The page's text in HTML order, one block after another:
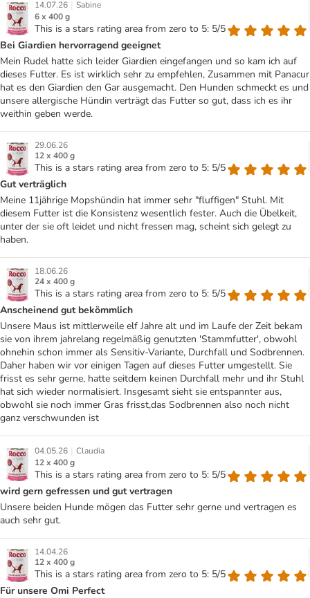
14.07.26 | Sabine
6 x 400 g
This is a stars rating area from zero to 5: 5/5
Bei Giardien hervorragend geeignet
Mein Rudel hatte sich leider Giardien eingefangen und so kam ich auf
dieses Futter. Es ist wirklich sehr zu empfehlen, Zusammen mit Panacur
hat es den Giardien den Gar ausgemacht. Den Hunden schmeckt es und
unsere allergische Hündin verträgt das Futter so gut, dass ich es ihr
weithin geben werde.
29.06.26
12 x 400 g
This is a stars rating area from zero to 5: 5/5
Gut verträglich
Meine 11jährige Mopshündin hat immer sehr "fluffigen" Stuhl. Mit
diesem Futter ist die Konsistenz wesentlich fester. Auch die Übelkeit,
unter der sie oft leidet und nicht fressen mag, scheint sich gelegt zu
haben.
18.06.26
24 x 400 g
This is a stars rating area from zero to 5: 5/5
Anscheinend gut bekömmlich
Unsere Maus ist mittlerweile elf Jahre alt und im Laufe der Zeit bekam
sie von ihrem jahrelang regelmäßig genutzten 'Stammfutter', obwohl
ohnehin schon immer als Sensitiv-Variante, Durchfall und Sodbrennen.
Daher haben wir vor einigen Tagen auf dieses Futter umgestellt. Sie
frisst es sehr gerne, hatte seitdem keinen Durchfall mehr und ihr Stuhl
hat sich wieder normalisiert. Insgesamt sieht sie entspannter aus,
obwohl sie noch immer Gras frisst,das Sodbrennen also noch nicht
ganz verschwunden ist
04.05.26 | Claudia
12 x 400 g
This is a stars rating area from zero to 5: 5/5
wird gern gefressen und gut vertragen
Unsere beiden Hunde mögen das Futter sehr gerne und vertragen es
auch sehr gut.
14.04.26
12 x 400 g
This is a stars rating area from zero to 5: 5/5
Für unsere Omi Perfect